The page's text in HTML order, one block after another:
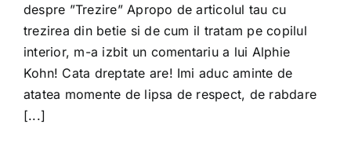
despre ”Trezire” Apropo de articolul tau cu
trezirea din betie si de cum il tratam pe copilul
interior, m-a izbit un comentariu a lui Alphie
Kohn! Cata dreptate are! Imi aduc aminte de
atatea momente de lipsa de respect, de rabdare
[...]